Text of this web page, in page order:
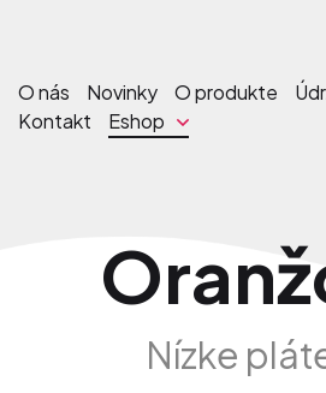
O nás Novinky O produkte
Kontakt
Eshop
Nízke